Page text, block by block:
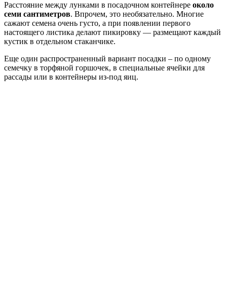
Расстояние между лунками в посадочном контейнере около
семи сантиметров. Впрочем, это необязательно. Многие
сажают семена очень густо, а при появлении первого
настоящего листика делают пикировку — размещают каждый
кустик в отдельном стаканчике.
Еще один распространенный вариант посадки – по одному
семечку в торфяной горшочек, в специальные ячейки для
рассады или в контейнеры из-под яиц.